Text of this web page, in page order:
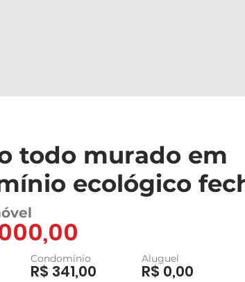
todo murado em
ecológico
R$ 341,00
Condomínio
R$ 0,00
Aluguel